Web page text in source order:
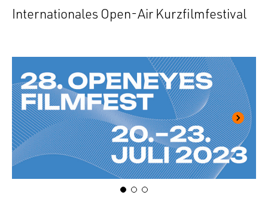
Internationales Open-Air Kurzfilmfestival